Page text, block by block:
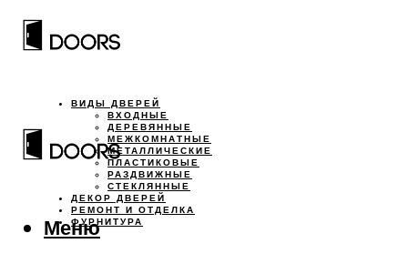
ВИДЫ ДВЕРЕЙ
ВХОДНЫЕ
ДЕРЕВЯННЫЕ
МЕЖКОМНАТНЫЕ
МЕТАЛЛИЧЕСКИЕ
ПЛАСТИКОВЫЕ
РАЗДВИЖНЫЕ
СТЕКЛЯННЫЕ
ДЕКОР ДВЕРЕЙ
РЕМОНТ И ОТДЕЛКА
ФУРНИТУРА
Меню